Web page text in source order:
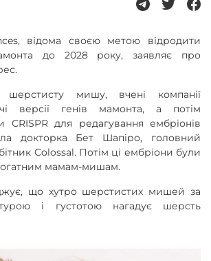
відома своєю метою відродити
до 2028 року, заявляє про
мишу, вчені компанії
версії генів мамонта, а потім
CRISPR для редагування ембріонів
докторка Бет Шапіро, головний
Colossal. Потім ці ембріони були
мамам-мишам.
що хутро шерстистих мишей за
і густотою нагадує шерсть